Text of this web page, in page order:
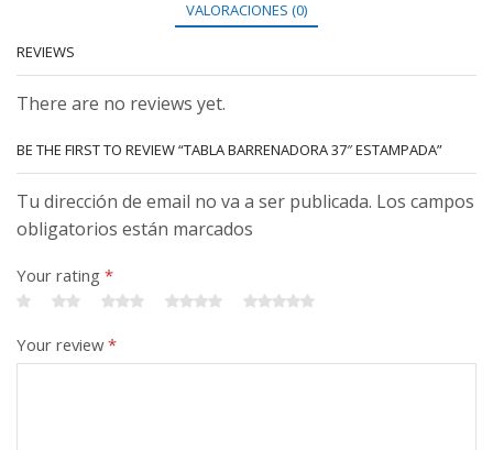
VALORACIONES (0)
REVIEWS
There are no reviews yet.
BE THE FIRST TO REVIEW “TABLA BARRENADORA 37″ ESTAMPADA”
Tu dirección de email no va a ser publicada. Los campos
obligatorios están marcados
Your rating *
Your review*